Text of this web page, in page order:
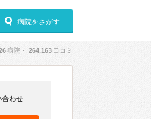
病院をさがす
病院・ 264,163 口コミ
合わせ